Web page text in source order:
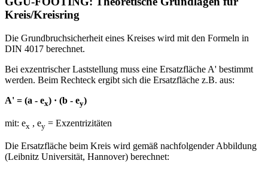
Kreis/Kreisring
Die Grundbruchsicherheit eines Kreises wird mit den Formeln in
DIN 4017 berechnet.
Bei exzentrischer Laststellung muss eine Ersatzfläche A' bestimmt
werden. Beim Rechteck ergibt sich die Ersatzfläche z.B. aus:
A' = (a - ex) · (b - ey)
mit: ex , ey = Exzentrizitäten
Die Ersatzfläche beim Kreis wird gemäß nachfolgender Abbildung
(Leibnitz Universität, Hannover) berechnet: